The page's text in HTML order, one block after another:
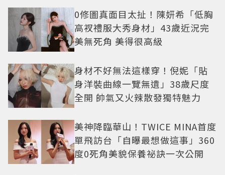
0修圖真面目太扯！陳妍希「低胸
高衩禮服大秀身材」43歲近況完
美無死角 美得很高級
身材不好無法這樣穿！倪妮「貼
身洋裝曲線一覽無遺」38歲尺度
全開 帥氣又火辣散發獨特魅力
美神降臨華山！TWICE MINA首度
單飛訪台「自曝最想做這事」360
度0死角美貌保養祕訣一次公開